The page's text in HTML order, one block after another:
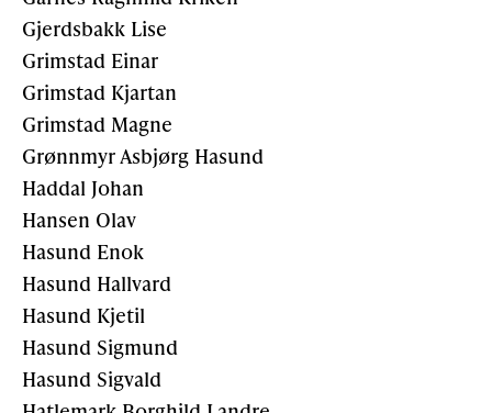
Gjerdsbakk Lise
Grimstad Einar
Grimstad Kjartan
Grimstad Magne
Grønnmyr Asbjørg Hasund
Haddal Johan
Hansen Olav
Hasund Enok
Hasund Hallvard
Hasund Kjetil
Hasund Sigmund
Hasund Sigvald